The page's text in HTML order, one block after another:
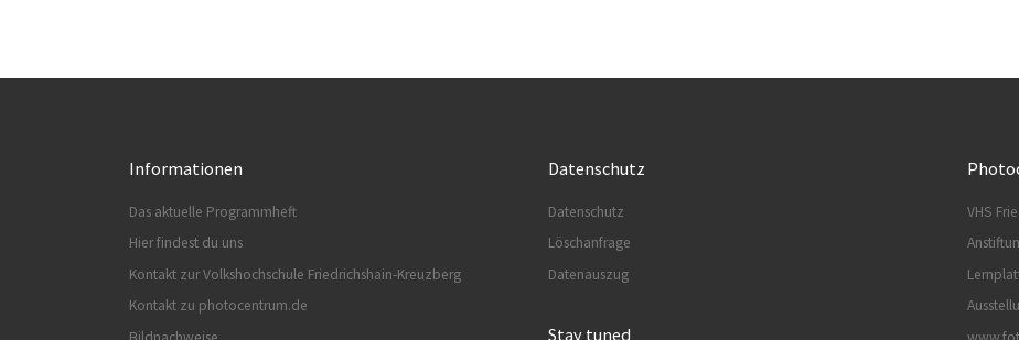
Informationen
Das aktuelle Programmheft
Hier findest du uns
Kontakt zur Volkshochschule Friedrichshain-Kreuzberg
Kontakt zu photocentrum.de
Datenschutz
Datenschutz
Löschanfrage
Datenauszug
Stay tuned
VHS